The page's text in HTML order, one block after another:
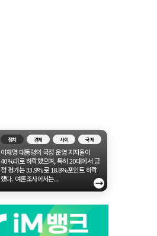
정치 경제 사회 국제
이재명 대통령의 국정 운영 지지율이
40%대로 하락했으며, 특히 20대에서 긍
정 평가는 33.9%로 18.8%포인트 하락
했다. 여론조사에서는...
→